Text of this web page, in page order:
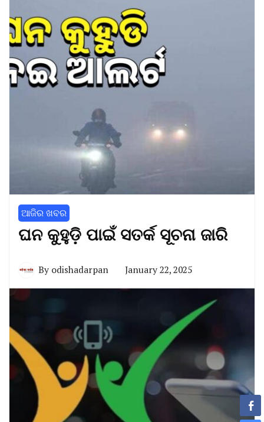
ଆଜିର ଖବର
ଘନ କୁହୁଡ଼ି ପାଇଁ ସତର୍କ ସୂଚନା ଜାରି
By odishadarpan January 22, 2025